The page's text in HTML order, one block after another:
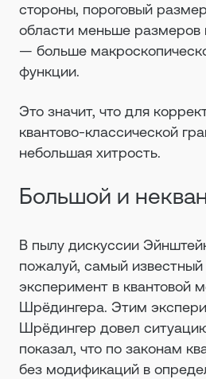
стороны, пороговый
области меньше размеров
— больше
функции.
Это значит, что для
квантово-классической
небольшая хитрость.
Большой и
В пылу дискуссии
пожалуй, самый
эксперимент в квантовой
Шрёдингера. Этим
Шрёдингер довел
показал, что по законам
без модификаций в